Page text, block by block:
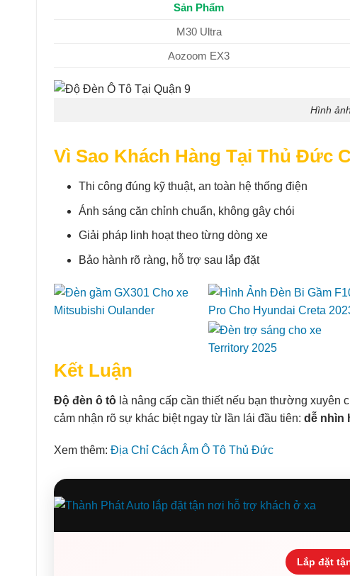
Sản Phẩm
M30 Ultra
Aozoom EX3
Hình
Vì Sao Khách Hàng Tại Thủ Đức
Thi công đúng kỹ thuật, an toàn hệ thống điện
Ánh sáng căn chỉnh chuẩn, không gây chói
Giải pháp linh hoạt theo từng dòng xe
Bảo hành rõ ràng, hỗ trợ sau lắp đặt
Kết Luận
Độ đèn ô tô là nâng cấp cần thiết nếu bạn thường xuyên
cảm nhận rõ sự khác biệt ngay từ lần lái đầu tiên: dễ nhìn
Xem thêm: Địa Chỉ Cách Âm Ô Tô Thủ Đức
Lắp đặt